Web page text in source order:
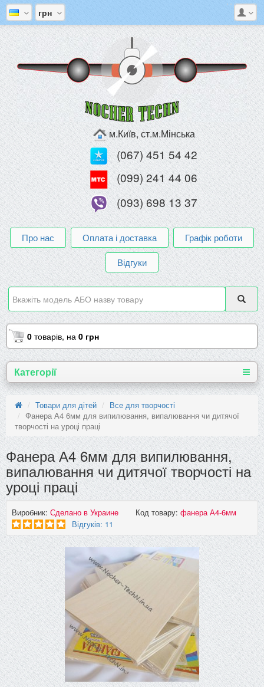
грн
м.Київ, ст.м.Мінська
(067) 451 54 42
(099) 241 44 06
(093) 698 13 37
Про нас Оплата і доставка
Графік роботи
Відгуки
0 товарів, на 0 грн
Категорії
Товари для дітей
Все для творчості
Фанера А4 6мм для випилювання, випалювання чи дитячої
творчості на уроці праці
Фанера А4 6мм для випилювання,
випалювання чи дитячої творчості на
уроці праці
Виробник: Сделано в Украине Код товару: фанера А4-6мм
Відгуків: 11